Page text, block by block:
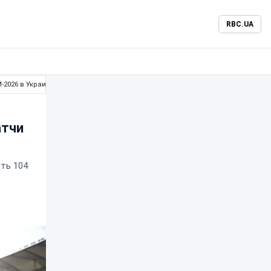
RBC.UA
в Украине
104